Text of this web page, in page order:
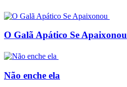
O Galã Apático Se Apaixonou
Não enche ela